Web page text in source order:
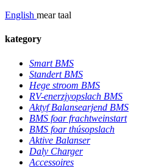
English mear taal
kategory
Smart BMS
Standert BMS
Hege stroom BMS
RV-enerzjyopslach BMS
Aktyf Balansearjend BMS
BMS foar frachtweinstart
BMS foar thúsopslach
Aktive Balanser
Daly Charger
Accessoires